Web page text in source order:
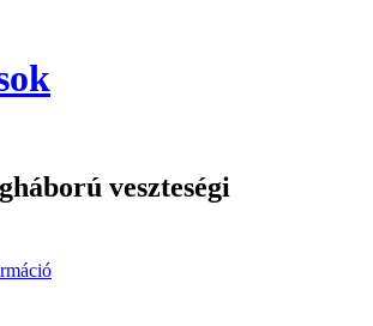
veszteségi